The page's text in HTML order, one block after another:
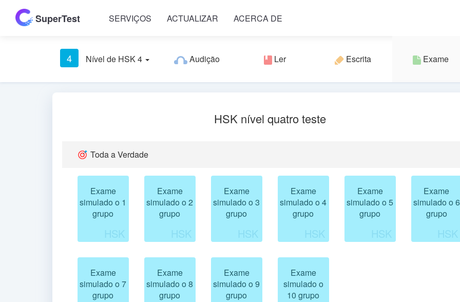
SuperTest SERVIÇOS ACTUALIZAR ACERCA DE
4 Nível de HSK 4 Audição Ler Escrita Exame
HSK nível quatro teste
Toda a Verdade
Exame
simulado o 1
grupo
Exame
simulado o 2
grupo
Exame
simulado o 3
grupo
Exame
simulado o 4
grupo
Exame
simulado o 5
grupo
Exame
simulado o 6
grupo
Exame
simulado o 7
grupo
Exame
simulado o 8
grupo
Exame
simulado o 9
grupo
Exame
simulado o
10 grupo